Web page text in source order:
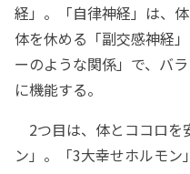
経」。「自律神経」は、
体を休める「副交感神経
ーのような関係」で、バ
に機能する。
2つ目は、体とココロを
ン」。「3大幸せホルモ